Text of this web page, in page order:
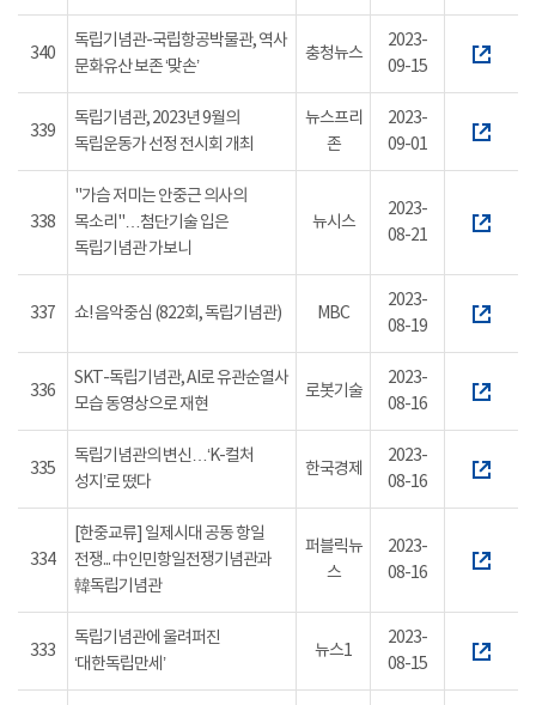
340
독립기념관-국립항공박물관, 역사
문화유산 보존 ‘맞손’
충청뉴스
2023-
09-15
339
독립기념관, 2023년 9월의
독립운동가 선정 전시회 개최
뉴스프리
존
2023-
09-01
338
"가슴 저미는 안중근 의사의
목소리"…첨단기술 입은
독립기념관 가보니
뉴시스
2023-
08-21
337 쇼! 음악중심 (822회, 독립기념관) MBC
2023-
08-19
336
SKT-독립기념관, AI로 유관순열사
모습 동영상으로 재현
로봇기술
2023-
08-16
335
독립기념관의 변신…‘K-컬처
성지’로 떴다
한국경제
2023-
08-16
334
[한중교류] 일제시대 공동 항일
전쟁... 中인민항일전쟁기념관과
韓독립기념관
퍼블릭뉴
스
2023-
08-16
333
독립기념관에 울려퍼진
‘대한독립만세’
뉴스1
2023-
08-15